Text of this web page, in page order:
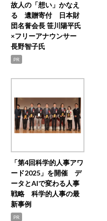
故人の「想い」かなえ
る 遺贈寄付 日本財
団名誉会長 笹川陽平氏
×フリーアナウンサー
長野智子氏
PR
「第4回科学的人事アワ
ード2025」を開催 デ
ータとAIで変わる人事
戦略 科学的人事の最
新事例
PR